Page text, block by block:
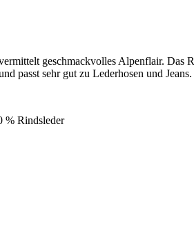
geschmackvolles Alpenflair.
passt sehr gut zu Lederhosen und Jeans.
% Rindsleder